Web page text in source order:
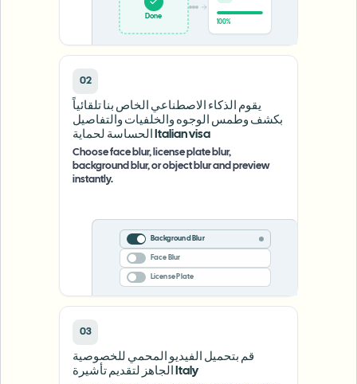
Done
100%
02
يقوم الذكاء الاصطناعي الخاص بنا تلقائياً
بكشف وطمس الوجوه والخلفيات والتفاصيل
الحساسة لحماية Italian visa
Choose face blur, license plate blur,
background blur, or object blur and preview
instantly.
Background Blur
Face Blur
License Plate
03
قم بتحميل الفيديو المحمي للخصوصية
الجاهز لتقديم تأشيرة Italy